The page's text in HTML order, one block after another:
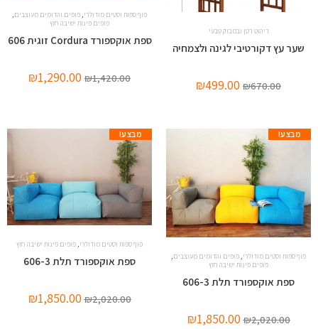
ריהוט רטן ובמבוק טבעי
שער עץ דקורטיבי לגינה ולצמחיה
₪670.00
₪499.00
פוף ספות וסטים מודולרי, פופים והדומים מעוצבים,
פופים פינות ישיבה חוץ
ספת אוקספורד Cordura זוגית 606
₪1,420.00
₪1,290.00
מבצע!
פוף ספות וסטים מודולרי, פופים והדומים מעוצבים,
פופים פינות ישיבה חוץ
ספת אוקספורד תלת 606-3
₪2,020.00
₪1,850.00
מבצע!
פוף ספות וסטים מודולרי, פופים פינות ישיבה חוץ
ספת אוקספורד תלת 606-3
₪2,020.00
₪1,850.00